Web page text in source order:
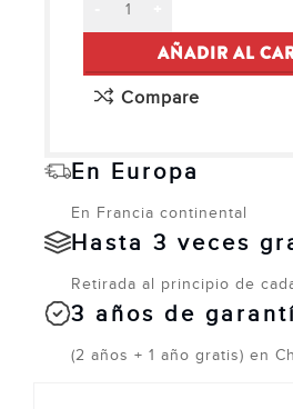
AÑADIR AL
Compare
En Europa
En Francia continental
Hasta 3 veces
Retirada al principio de
3 años de
(2 años + 1 año gratis) en